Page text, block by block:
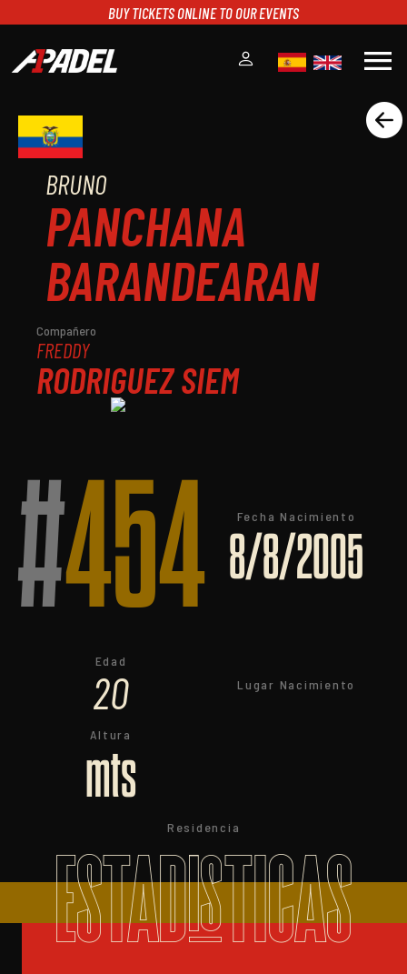
BUY TICKETS ONLINE TO OUR EVENTS
menu
NOTICIAS
MULTIMEDIA
SCOREBOARD
STREAMING
BRUNO
PANCHANA
BARANDEARAN
Compañero
FREDDY
RODRIGUEZ SIEM
#454 Fecha Nacimiento
8/8/2005
Edad
20 Lugar Nacimiento
Altura
mts
Residencia
ESTADISTICAS